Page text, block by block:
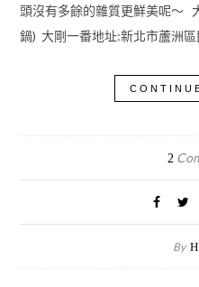
頭沒有多餘的雜質更鮮美呢～
鍋) 大剛一番地址:新北市蘆洲
2
By